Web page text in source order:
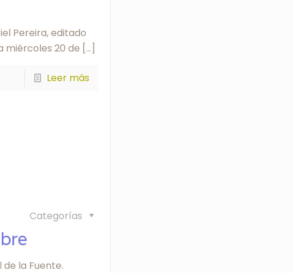
Pereira, editado
miércoles 20 de […]
Leer más
Categorías
la Fuente.